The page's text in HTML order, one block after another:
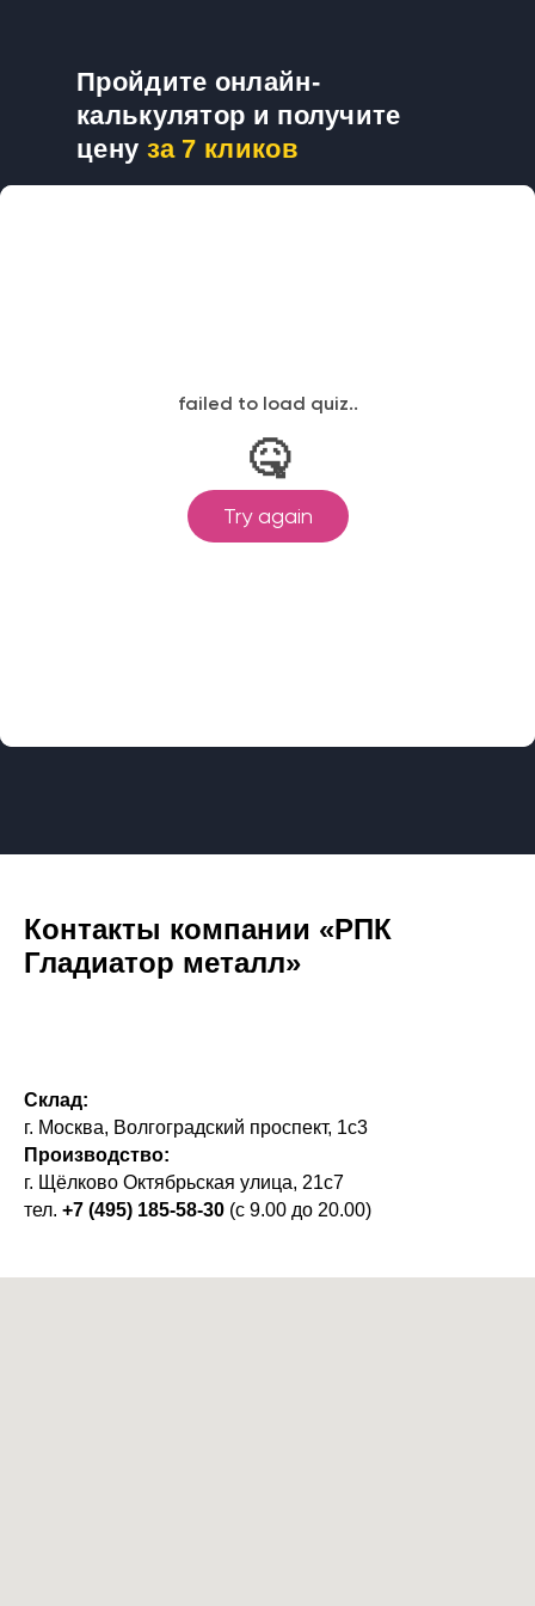
Пройдите онлайн-
калькулятор и получите
цену за 7 кликов
Контакты компании «РПК
Гладиатор металл»
Склад:
г. Москва, Волгоградский проспект, 1с3
Производство:
г. Щёлково Октябрьская улица, 21с7
тел. +7 (495) 185-58-30 (с 9.00 до 20.00)